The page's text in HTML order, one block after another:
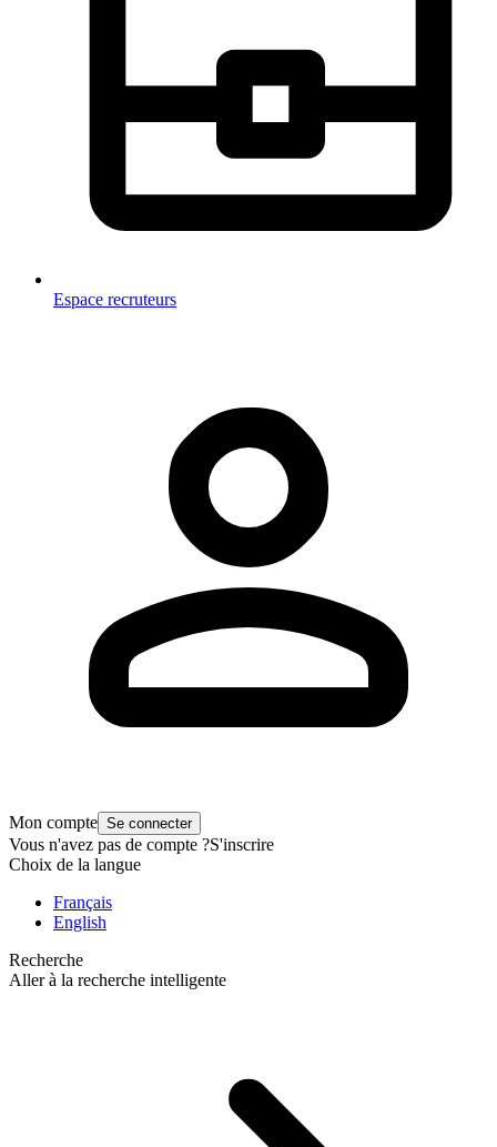
Espace recruteurs
Mon compte Se connecter
Vous n'avez pas de compte ?S'inscrire
Choix de la langue
Français
English
Recherche
Aller à la recherche intelligente